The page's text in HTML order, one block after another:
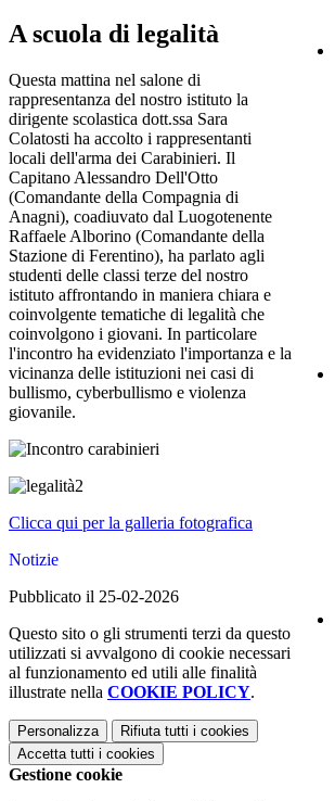
A scuola di legalità
Questa mattina nel salone di
rappresentanza del nostro istituto la
dirigente scolastica dott.ssa Sara
Colatosti ha accolto i rappresentanti
locali dell'arma dei Carabinieri. Il
Capitano Alessandro Dell'Otto
(Comandante della Compagnia di
Anagni), coadiuvato dal Luogotenente
Raffaele Alborino (Comandante della
Stazione di Ferentino), ha parlato agli
studenti delle classi terze del nostro
istituto affrontando in maniera chiara e
coinvolgente tematiche di legalità che
coinvolgono i giovani. In particolare
l'incontro ha evidenziato l'importanza e la
vicinanza delle istituzioni nei casi di
bullismo, cyberbullismo e violenza
giovanile.
Clicca qui per la galleria fotografica
Notizie
Pubblicato il 25-02-2026
Questo sito o gli strumenti terzi da questo
utilizzati si avvalgono di cookie necessari
al funzionamento ed utili alle finalità
illustrate nella COOKIE POLICY.
Personalizza Rifiuta tutti i cookies
Accetta tutti i cookies
Gestione cookie